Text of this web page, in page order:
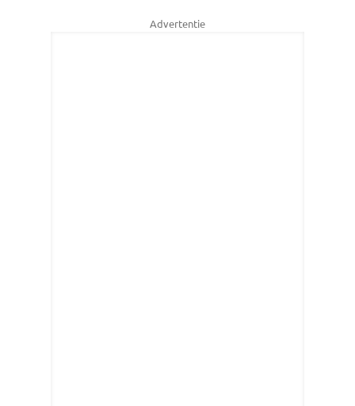
Advertentie